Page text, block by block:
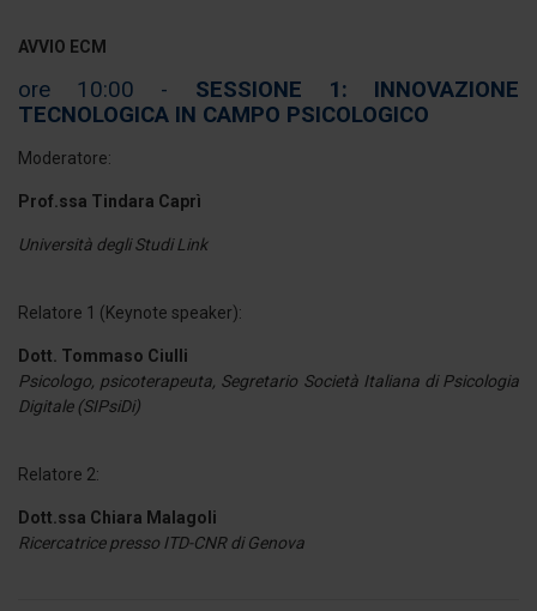
AVVIO ECM
ore 10:00 - SESSIONE 1: INNOVAZIONE
TECNOLOGICA IN CAMPO PSICOLOGICO
Moderatore:
Prof.ssa Tindara Caprì
Università degli Studi Link
Relatore 1 (Keynote speaker):
Dott. Tommaso Ciulli
Psicologo, psicoterapeuta, Segretario Società Italiana di Psicologia
Digitale (SIPsiDi)
Relatore 2:
Dott.ssa Chiara Malagoli
Ricercatrice presso ITD-CNR di Genova